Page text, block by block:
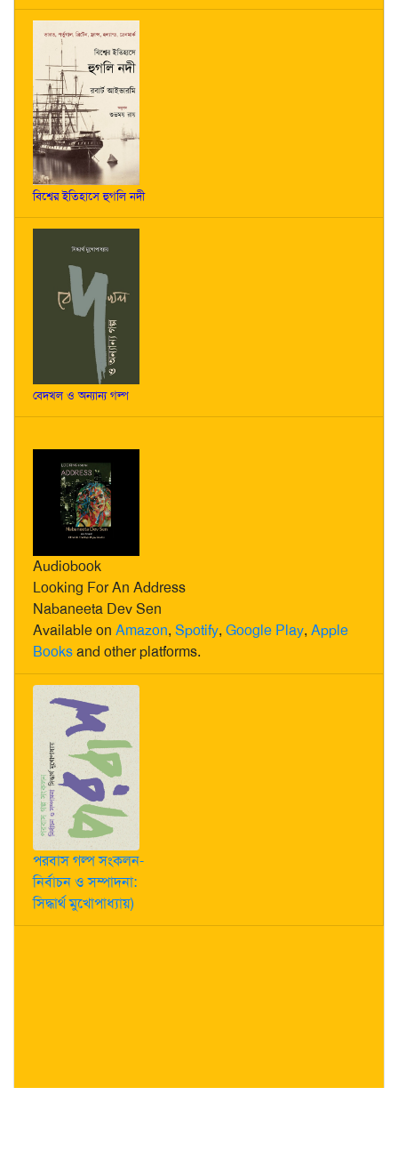
বিশ্বের ইতিহাসে হুগলি নদী
বেদখল ও অন্যান্য গল্প
Audiobook
Looking For An Address
Nabaneeta Dev Sen
Available on Amazon, Spotify, Google Play, Apple
Booksand other platforms.
পরবাস গল্প সংকলন-
নির্বাচন ও সম্পাদনা:
সিদ্ধার্থ মুখোপাধ্যায়)